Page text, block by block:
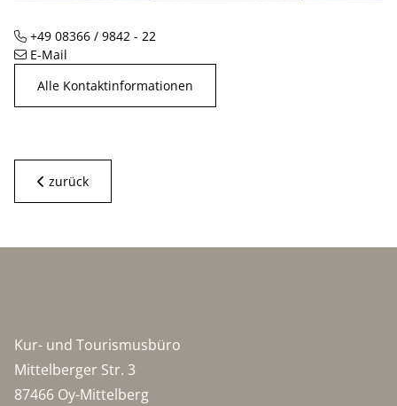
Telefon
+49 08366 / 9842 - 22
E-Mail
Alle Kontaktinformationen
zurück
Kur- und Tourismusbüro
Mittelberger Str. 3
87466 Oy-Mittelberg